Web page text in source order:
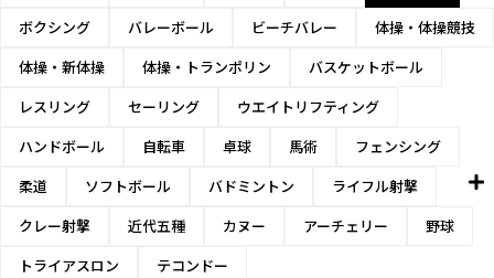
ボクシング
バレーボール ビーチバレー
体操・体操競技
体操・新体操
体操・トランポリン
バスケットボール
レスリング
セーリング
ウエイトリフティング
ハンドボール
自転車 卓球 馬術
フェンシング
柔道
ソフトボール バドミントン
ライフル射撃
クレー射撃
近代五種 カヌー アーチェリー
野球
トライアスロン
テコンドー